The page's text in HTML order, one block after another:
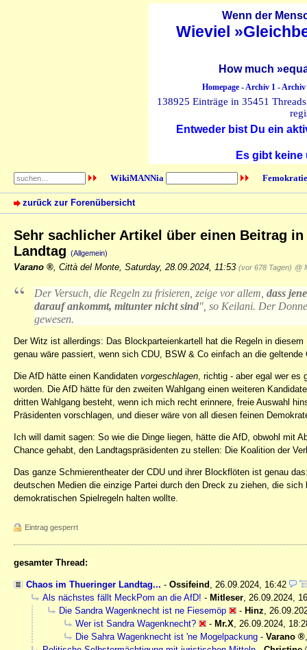
Wenn der
Wieviel
How much
Homepage-Archiv 1-Archiv
138925 Einträge in 35451
Entweder bist Du ein
Es gibt
WikiMANNia
zurück zur Forenübersicht
Sehr sachlicher Artikel über einen Beitrag
Landtag (Allgemein)
Varano Città del Monte Saturday, 28.09.2024, 11:53 (vor 678 Tagen) @
Der Versuch, die Regeln zu frisieren, zeige vor allem, dass
darauf ankommt, mitunter nicht sind", so Keilani. Der
gewesen.
Der Witz ist allerdings: Das Blockparteienkartell hat die Regeln in
genau wäre passiert, wenn sich CDU, BSW & Co einfach an die
Die AfD hätte einen Kandidaten vorgeschlagen, richtig - aber egal wer es
worden. Die AfD hätte für den zweiten Wahlgang einen weiteren
dritten Wahlgang besteht, wenn ich mich recht erinnere, freie Auswahl
Präsidenten vorschlagen, und dieser wäre von all diesen feinen
Ich will damit sagen: So wie die Dinge liegen, hätte die AfD, obwohl mit
Chance gehabt, den Landtagspräsidenten zu stellen: Die Koalition der
Das ganze Schmierentheater der CDU und ihrer Blockflöten ist genau
deutschen Medien die einzige Partei durch den Dreck zu ziehen, die
demokratischen Spielregeln halten wollte.
Eintrag gesperrt
gesamter Thread:
Chaos im Thueringer Landtag... - Ossifeind , 26.09.2024, 16:42
Als nächstes fällt MeckPom an die AfD! - Mitleser, 26.09.2024,
Die Sandra Wagenknecht ist ne Fiesemöp
- Hinz,
Wer ist Sandra Wagenknecht?
- Mr.X, 26.09.2024,
Die Sahra Wagenknecht ist 'ne Mogelpackung - Varano